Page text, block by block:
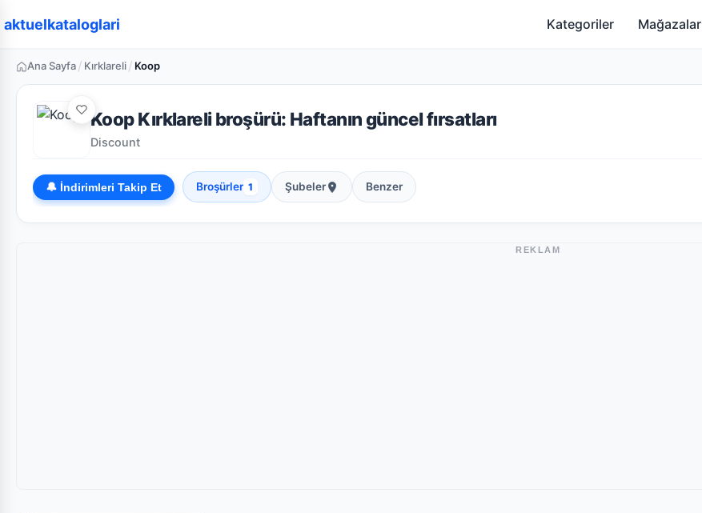
aktuelkataloglari Kategoriler Mağazalar
Ana Sayfa/ Kırklareli/ Koop
Koop Kırklareli broşürü: Haftanın güncel fırsatları
Discount
🔔 İndirimleri Takip Et Broşürler 1 Şubeler Benzer
REKLAM